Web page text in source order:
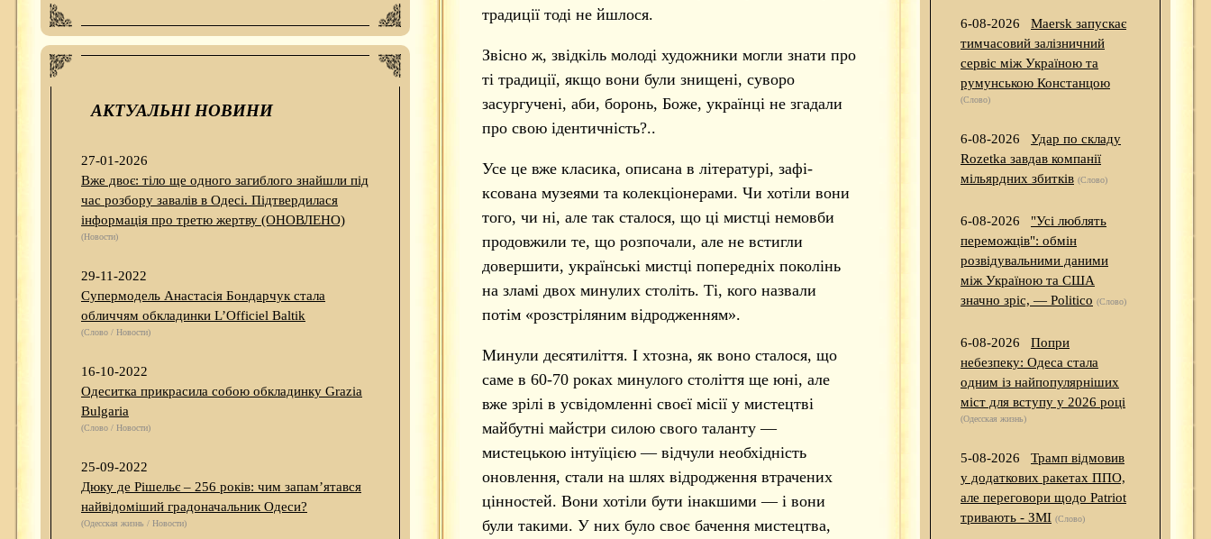
АКТУАЛЬНІ НОВИНИ
27-01-2026
Вже двоє: тіло ще одного загиблого знайшли під
час розбору завалів в Одесі. Підтвердилася
інформація про третю жертву (ОНОВЛЕНО)
(Новости)
29-11-2022
Супермодель Анастасія Бондарчук стала
обличчям обкладинки L’Officiel Baltik
(Слово / Новости)
16-10-2022
Одеситка прикрасила собою обкладинку Grazia
Bulgaria
(Слово / Новости)
25-09-2022
Дюку де Рішельє – 256 років: чим запам’ятався
найвідоміший градоначальник Одеси?
(Одесская жизнь / Новости)
традиції тоді не йшлося.
Звісно ж, звідкіль молоді художники могли знати про
ті традиції, якщо вони були знищені, суворо
засургучені, аби, боронь, Боже, українці не згадали
про свою ідентичність?..
Усе це вже класика, описана в літературі, зафі-
ксована музеями та колекціонерами. Чи хотіли вони
того, чи ні, але так сталося, що ці мистці немовби
продовжили те, що розпочали, але не встигли
довершити, українські мистці попередніх поколінь
на зламі двох минулих століть. Ті, кого назвали
потім «розстріляним відродженням».
Минули десятиліття. І хтозна, як воно сталося, що
саме в 60-70 роках минулого століття ще юні, але
вже зрілі в усвідомленні своєї місії у мистецтві
майбутні майстри силою свого таланту —
мистецькою інтуїцією — відчули необхідність
оновлення, стали на шлях відродження втрачених
цінностей. Вони хотіли бути інакшими — і вони
були такими. У них було своє бачення мистецтва,
6-08-2026
Maersk запускає
тимчасовий залізничний
сервіс між Україною та
румунською Констанцою
(Слово)
6-08-2026
Удар по складу
Rozetka завдав компанії
мільярдних збитків (Слово)
6-08-2026
"Усі люблять
переможців": обмін
розвідувальними даними
між Україною та США
значно зріс, — Politico (Слово)
6-08-2026
Попри
небезпеку: Одеса стала
одним із найпопулярніших
міст для вступу у 2026 році
(Одесская жизнь)
5-08-2026
Трамп відмовив
у додаткових ракетах ППО,
але переговори щодо Patriot
тривають - ЗМІ (Слово)